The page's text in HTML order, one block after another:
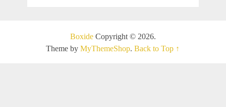
BoxideCopyright © 2026.
Theme byMyThemeShop.Back to Top ↑